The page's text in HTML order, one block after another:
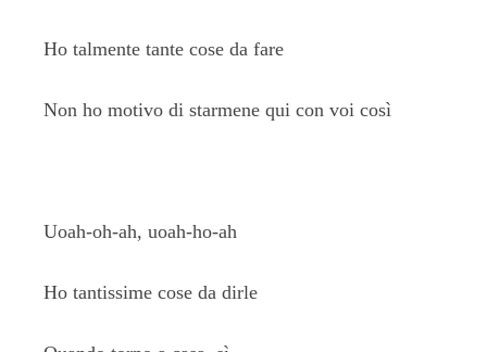
Ho talmente tante cose da fare
Non ho motivo di starmene qui con voi così
Uoah-oh-ah, uoah-ho-ah
Ho tantissime cose da dirle